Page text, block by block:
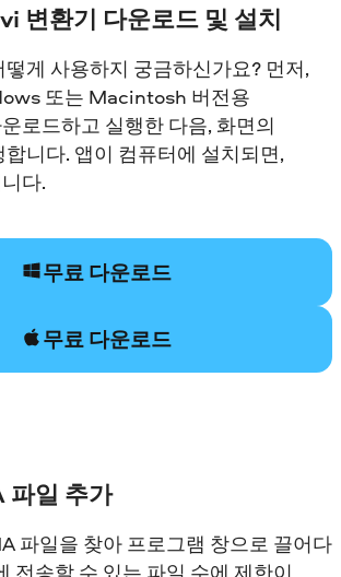
변환기 다운로드 및 설치
게 사용하지 궁금하신가요? 먼저,
또는 Macintosh 버전용
로드하고 실행한 다음, 화면의
니다. 앱이 컴퓨터에 설치되면,
다.
무료 다운로드
무료 다운로드
파일 추가
파일을 찾아 프로그램 창으로 끌어다